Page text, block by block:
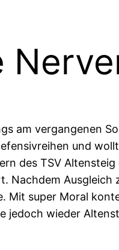
am vergangenen
und
des TSV
Mit super Moral
wieder